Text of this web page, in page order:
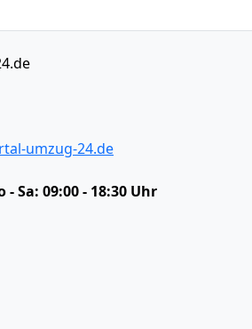
umzug-24.de
- Sa: 09:00 - 18:30 Uhr